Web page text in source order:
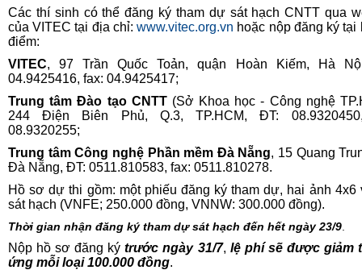
Các thí sinh có thể đăng ký tham dự sát hạch CNTT qua
của VITEC tại địa chỉ:www.vitec.org.vn hoặc nộp đăng ký tại
điểm:
VITEC, 97 Trần Quốc Toản, quận Hoàn Kiếm, Hà
04.9425416, fax: 04.9425417;
Trung tâm Đào tạo CNTT(Sở Khoa học - Công nghệ
244 Điện Biên Phủ, Q.3, TP.HCM, ĐT:
08.9320255;
Trung tâm Công nghệ Phần mềm Đà Nẵng, 15 Quang
Đà Nẵng, ĐT: 0511.810583, fax: 0511.810278.
Hồ sơ dự thi gồm: một phiếu đăng ký tham dự, hai ảnh 4x6
sát hạch (VNFE; 250.000 đồng, VNNW: 300.000 đồng).
Thời gian nhận đăng ký tham dự sát hạch đến hết ngày 23/9
Nộp hồ sơ đăng kýtrước ngày 31/7, lệ phí sẽ được giảm
ứng mỗi loại 100.000 đồng.